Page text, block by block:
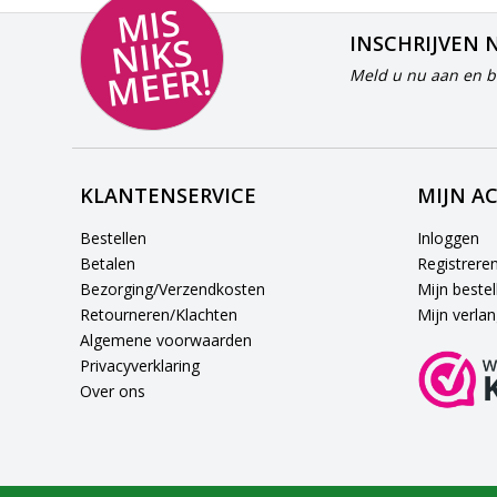
MI
S
NI
K
S
M
E
E
R!
INSCHRIJVEN
Meld u nu aan en
KLANTENSERVICE
Bestellen
Betalen
Bezorging/Verzendkosten
Retourneren/Klachten
Algemene voorwaarden
Privacyverklaring
Over ons
MIJN
Inloggen
Mijn
Mijn